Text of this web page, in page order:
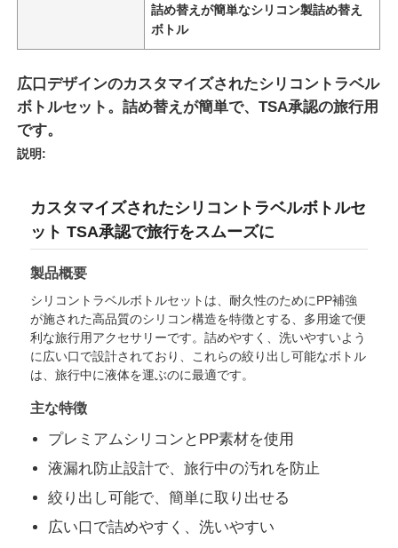
ホーム
製品
ビデオ
私たちについて
詰め替えが簡単なシリコン製詰め替え
ボトル
広口デザインのカスタマイズされたシリコントラベル
ボトルセット。詰め替えが簡単で、TSA承認の旅行用
です。
説明:
カスタマイズされたシリコントラベルボトルセ
ット TSA承認で旅行をスムーズに
製品概要
シリコントラベルボトルセットは、耐久性のためにPP補強
が施された高品質のシリコン構造を特徴とする、多用途で便
利な旅行用アクセサリーです。詰めやすく、洗いやすいよう
に広い口で設計されており、これらの絞り出し可能なボトル
は、旅行中に液体を運ぶのに最適です。
主な特徴
プレミアムシリコンとPP素材を使用
液漏れ防止設計で、旅行中の汚れを防止
絞り出し可能で、簡単に取り出せる
広い口で詰めやすく、洗いやすい